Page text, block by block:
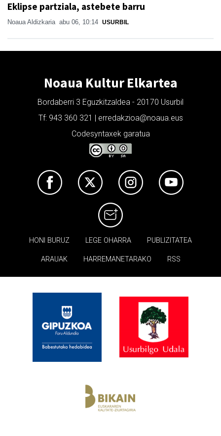
Eklipse partziala, astebete barru
Noaua Aldizkaria abu 06, 10:14 USURBIL
Noaua Kultur Elkartea
Bordaberri 3 Eguzkitzaldea - 20170 Usurbil
Tf: 943 360 321 | erredakzioa@noaua.eus
Codesyntaxek garatua
HONI BURUZ LEGE OHARRA PUBLIZITATEA
ARAUAK HARREMANETARAKO RSS